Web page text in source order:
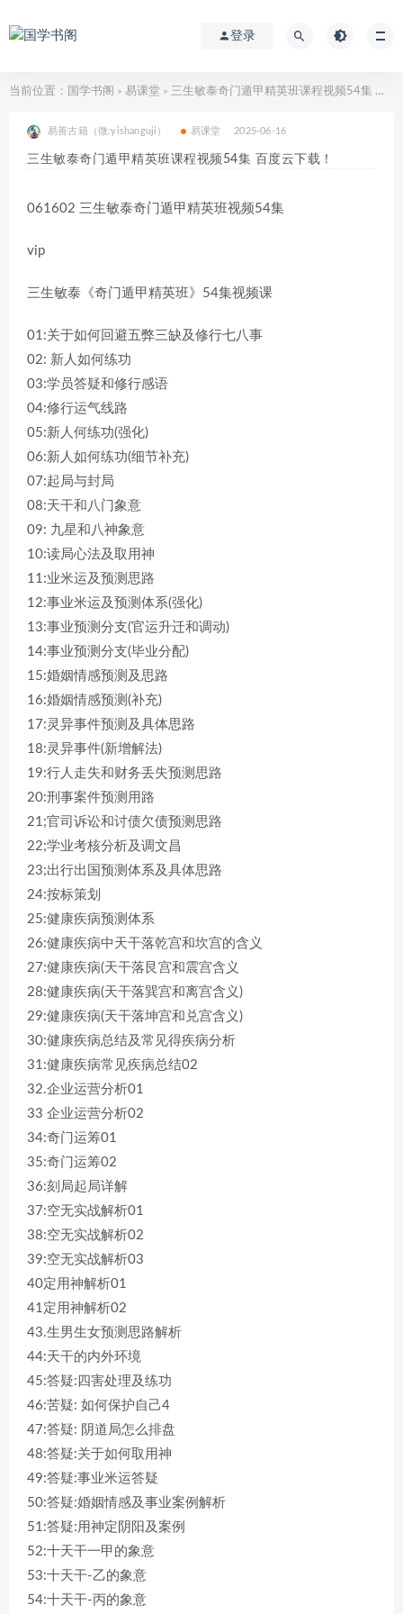
登录
当前位置： 国学书阁 > 易课堂 > 三生敏泰奇门遁甲精英班课程视频54集 百度云下载！
易善古籍（微:yishanguji） 易课堂 2025-06-16
三生敏泰奇门遁甲精英班课程视频54集 百度云下载！
061602 三生敏泰奇门遁甲精英班视频54集
vip
三生敏泰《奇门遁甲精英班》54集视频课
01:关于如何回避五弊三缺及修行七八事
02: 新人如何练功
03:学员答疑和修行感语
04:修行运气线路
05:新人何练功(强化)
06:新人如何练功(细节补充)
07:起局与封局
08:天干和八门象意
09: 九星和八神象意
10:读局心法及取用神
11:业米运及预测思路
12:事业米运及预测体系(强化)
13:事业预测分支(官运升迁和调动)
14:事业预测分支(毕业分配)
15:婚姻情感预测及思路
16:婚姻情感预测(补充)
17:灵异事件预测及具体思路
18:灵异事件(新增解法)
19:行人走失和财务丢失预测思路
20:刑事案件预测用路
21;官司诉讼和讨债欠债预测思路
22;学业考核分析及调文昌
23;出行出国预测体系及具体思路
24:按标策划
25:健康疾病预测体系
26:健康疾病中天干落乾宫和坎宫的含义
27:健康疾病(天干落艮宫和震宫含义
28:健康疾病(天干落巽宫和离宫含义)
29:健康疾病(天干落坤宫和兑宫含义)
30:健康疾病总结及常见得疾病分析
31:健康疾病常见疾病总结02
32.企业运营分析01
33 企业运营分析02
34:奇门运筹01
35:奇门运筹02
36:刻局起局详解
37:空无实战解析01
38:空无实战解析02
39:空无实战解析03
40定用神解析01
41定用神解析02
43.生男生女预测思路解析
44:天干的内外环境
45:答疑:四害处理及练功
46:苦疑: 如何保护自己4
47:答疑: 阴道局怎么排盘
48:答疑:关于如何取用神
49:答疑:事业米运答疑
50:答疑:婚姻情感及事业案例解析
51:答疑:用神定阴阳及案例
52:十天干一甲的象意
53:十天干-乙的象意
54:十天干-丙的象意